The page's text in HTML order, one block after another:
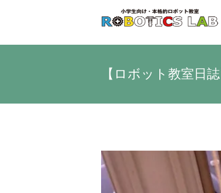
【ロボット教室日
View
Larger